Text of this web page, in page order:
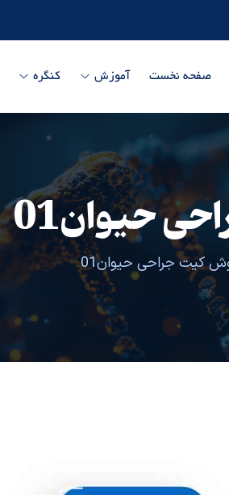
صفحه نخست آموزش کنگره
حیوان01
کیت جراحی حیوان01